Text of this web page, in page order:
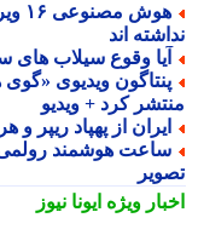
هوش
اند
وقوع سیلاب های
ویدیوی «گوی
کرد + ویدیو
از پهپاد ریپر و
ویژهایونا نیوز